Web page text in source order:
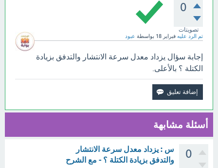
0
تصويتات
تم الرد عليه فبراير 18 بواسطة عبود
إجابة سؤال يزداد معدل سرعة الانتشار والتدفق بزيادة
الكتلة ؟ بالأعلى.
أسئلة مشابهة
0
س : يزداد معدل سرعة الانتشار
والتدفق بزيادة الكتلة ؟ - مع الشرح